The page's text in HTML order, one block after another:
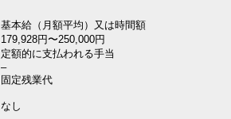
基本給（月額平均）又は時間額
179,928円〜250,000円
定額的に支払われる手当
–
固定残業代
なし